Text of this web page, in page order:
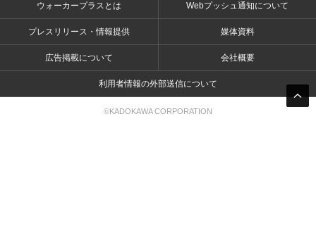
ウォーカープラスとは Webプッシュ通知について
プレスリリース・情報提供 媒体資料
広告掲載について 会社概要
利用者情報の外部送信について
©KADOKAWA CORPORATION